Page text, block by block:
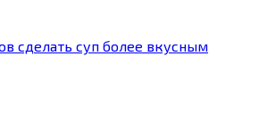
сделать суп более вкусным